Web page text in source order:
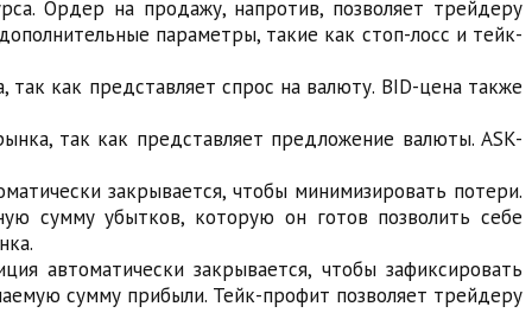
Ордер на продажу, напротив, позволяет трейдеру
параметры, такие как стоп-лосс и тейк-
как представляет спрос на валюту. BID-цена также
так как представляет предложение валюты. ASK-
закрывается, чтобы минимизировать потери.
сумму убытков, которую он готов позволить себе
автоматически закрывается, чтобы зафиксировать
сумму прибыли. Тейк-профит позволяет трейдеру